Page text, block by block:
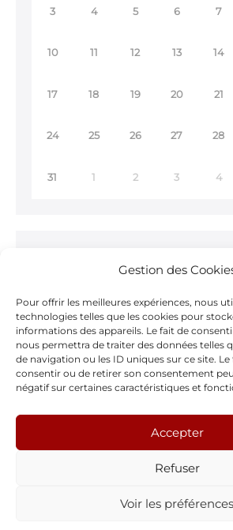
Gestion des
Pour offrir les meilleures expériences, nous
technologies telles que les cookies pour
informations des appareils. Le fait de
nous permettra de traiter des données telles
de navigation ou les ID uniques sur ce site. Le
consentir ou de retirer son consentement
négatif sur certaines caractéristiques et
Accepter
Refuser
Voir les préférences
3 4 5 6 7
10 11 12 13 14
17 18 19 20 21
24 25 26 27 28
31 1 2 3 4
Ne ratez rien !
Inscrivez-vous à notre
Notre page
a